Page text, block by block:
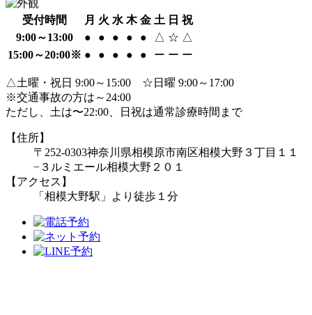
受付時間 月 火 水 木 金 土 日 祝
9:00～13:00
● ● ● ● ● △ ☆ △
15:00～20:00※ ● ● ● ● ● ー ー ー
△土曜・祝日 9:00～15:00 ☆日曜 9:00～17:00
※交通事故の方は～24:00
ただし、土は〜22:00、日祝は通常診療時間まで
【住所】
〒252-0303神奈川県相模原市南区相模大野３丁目１１
−３ ルミエール相模大野２０１
【アクセス】
「相模大野駅」より徒歩１分